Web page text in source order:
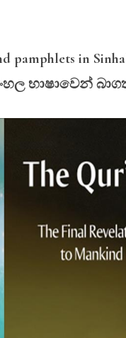
pamphlets in
භාෂාවෙන්